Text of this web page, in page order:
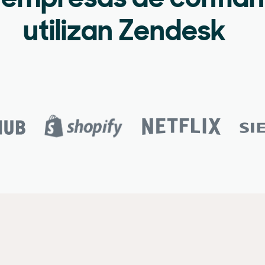
utilizan Zendesk